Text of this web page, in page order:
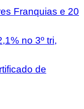
Franquias e 20
no 3º tri,
de